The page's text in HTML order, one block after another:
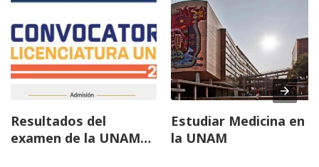
Resultados del
examen de la UNAM
Estudiar Medicina en
la UNAM